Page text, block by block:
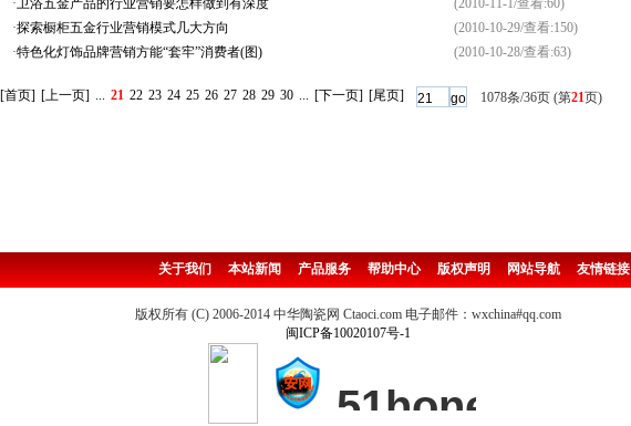
·卫浴五金产品的行业营销要怎样做到有深度
(2010-11-1/查看:60)
·探索橱柜五金行业营销模式几大方向
(2010-10-29/查看:150)
·特色化灯饰品牌营销方能“套牢”消费者(图) (2010-10-28/查看:63)
[首页] [上一页] ... 21 22 23 24 25 26 27 28 29 30 ... [下一页] [尾页] 1078条/36页 (第21页)
关于我们 本站新闻 产品服务 帮助中心 版权声明 网站导航 友情链接
版权所有 (C) 2006-2014 中华陶瓷网 Ctaoci.com 电子邮件：wxchina#qq.com
闽ICP备10020107号-1